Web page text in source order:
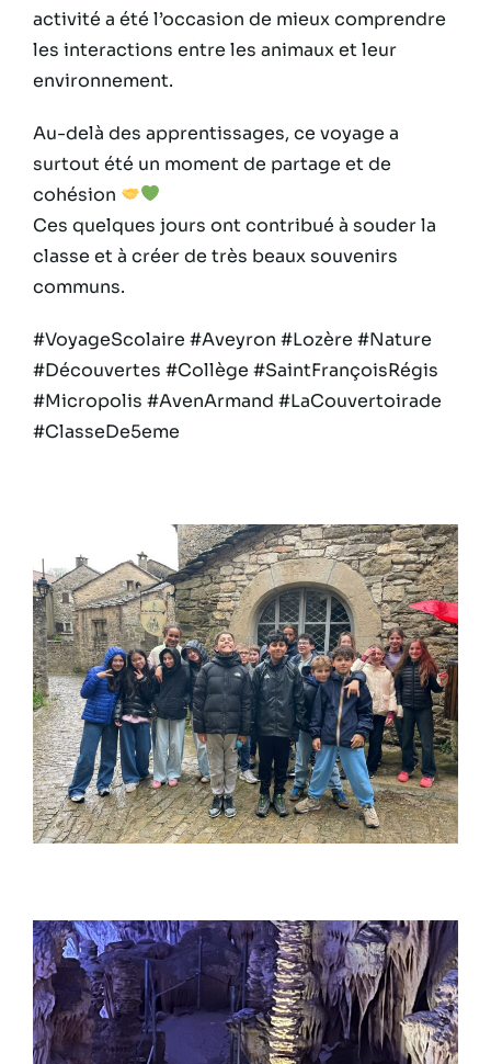
activité a été l’occasion de mieux comprendre
les interactions entre les animaux et leur
environnement.
Au-delà des apprentissages, ce voyage a
surtout été un moment de partage et de
cohésion
Ces quelques jours ont contribué à souder la
classe et à créer de très beaux souvenirs
communs.
#VoyageScolaire #Aveyron #Lozère #Nature
#Découvertes #Collège #SaintFrançoisRégis
#Micropolis #AvenArmand #LaCouvertoirade
#ClasseDe5eme